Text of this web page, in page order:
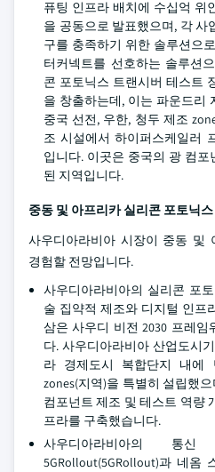
퓨팅 인프라 배치에 수십억 위
을 공동으로 발표했으며, 각 사
구를 충족하기 위한 솔루션으
터커넥트를 선호하는 솔루션
콘 포토닉스 트랜시버 테스트
을 창출하는데, 이는 파운드리
중국 선전, 우한, 청두 제조
조 시설에서 하이퍼스케일러
입니다. 이곳은 중국의 광 컴
된 지역입니다.
중동 및 아프리카 실리콘 포토닉
사우디아라비아 시장이 중동 및
경험할 전망입니다.
사우디아라비아의 실리콘 포
술 집약적 제조와 디지털 인프
삼은 사우디 비전 2030 프레
다. 사우디아라비아 산업도시
라 경제도시 복합단지 내
zones(지역)을 특별히 설립했으
컴포넌트 제조 및 테스트 역량
프라를 구축했습니다.
사우디아라비아의 통
5GRollout(5GRollout)과 네옴